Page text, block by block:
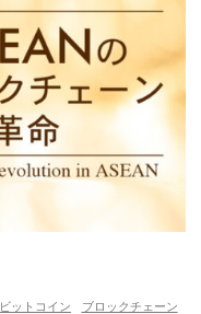
ビットコイン
ブロックチェーン